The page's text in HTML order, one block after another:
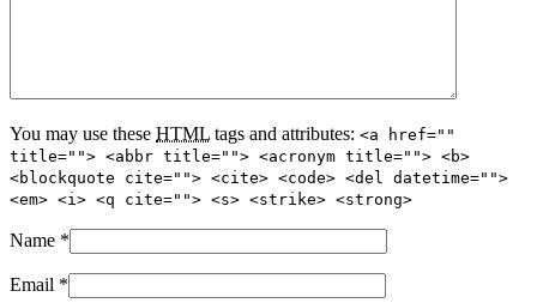
You may use these HTML tags and attributes: <a href=""
title=""> <abbr title=""> <acronym title=""> <b>
<blockquote cite=""> <cite> <code> <del datetime="">
<em> <i> <q cite=""> <s> <strike> <strong>
Name *
Email *